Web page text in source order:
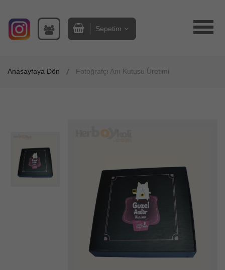
Sepetim
Anasayfaya Dön Fotoğrafçı Anı Kutusu Üretimi